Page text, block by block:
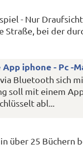
- Nur
Straße, bei der
iphone - Pc -
Bluetooth sich
soll mit einem
abl...
über 25